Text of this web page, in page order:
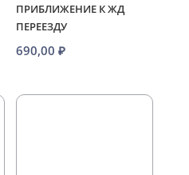
ПРИБЛИЖЕНИЕ К ЖД
ПЕРЕЕЗДУ
690,00₽